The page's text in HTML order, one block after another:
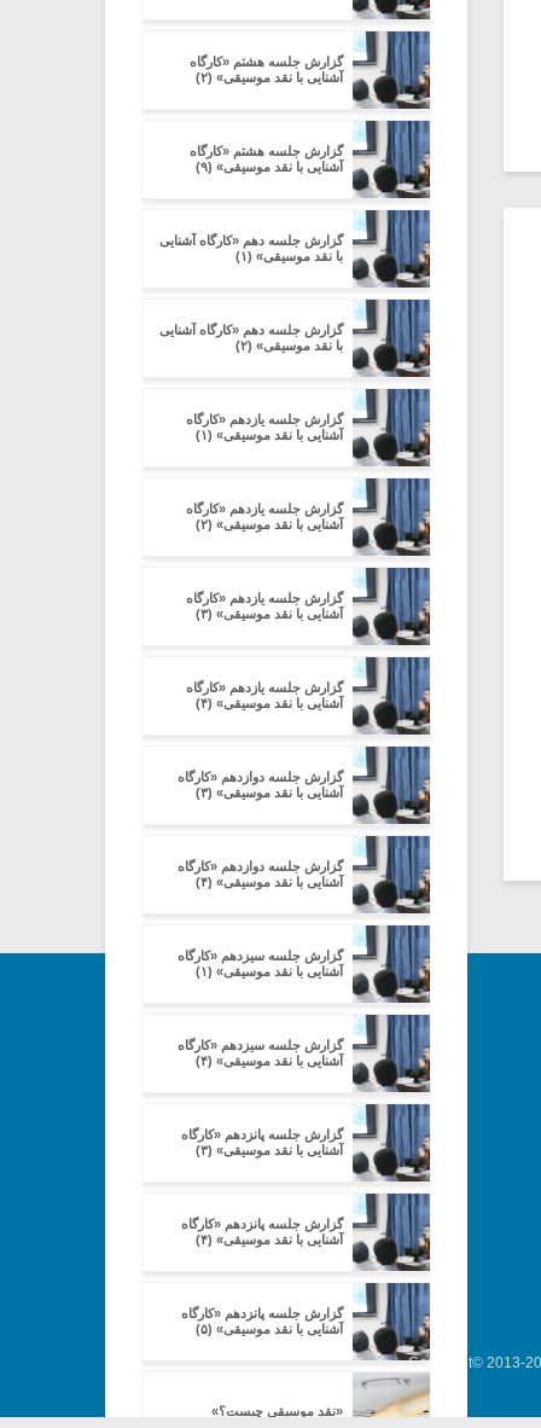
گزارش جلسه هشتم «کارگاه
آشنایی با نقد موسیقی» (۲)
گزارش جلسه هشتم «کارگاه
آشنایی با نقد موسیقی» (۹)
گزارش جلسه دهم «کارگاه آشنایی
با نقد موسیقی» (۱)
گزارش جلسه دهم «کارگاه آشنایی
با نقد موسیقی» (۲)
گزارش جلسه یازدهم «کارگاه
آشنایی با نقد موسیقی» (۱)
گزارش جلسه یازدهم «کارگاه
آشنایی با نقد موسیقی» (۲)
گزارش جلسه یازدهم «کارگاه
آشنایی با نقد موسیقی» (۳)
گزارش جلسه یازدهم «کارگاه
آشنایی با نقد موسیقی» (۴)
گزارش جلسه دوازدهم «کارگاه
آشنایی با نقد موسیقی» (۳)
گزارش جلسه دوازدهم «کارگاه
آشنایی با نقد موسیقی» (۴)
گزارش جلسه سیزدهم «کارگاه
آشنایی با نقد موسیقی» (۱)
گزارش جلسه سیزدهم «کارگاه
آشنایی با نقد موسیقی» (۴)
گزارش جلسه پانزدهم «کارگاه
آشنایی با نقد موسیقی» (۳)
گزارش جلسه پانزدهم «کارگاه
آشنایی با نقد موسیقی» (۴)
گزارش جلسه پانزدهم «کارگاه
آشنایی با نقد موسیقی» (۵)
«نقد موسیقی چیست؟»
Copyright© 2013-